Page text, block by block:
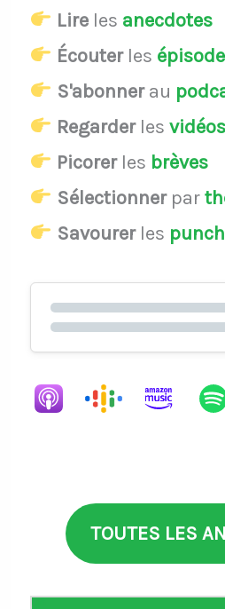
Lireles anecdotes
Écouterles
S'abonnerau
Regarderles vidéos
Picorerles brèves
Sélectionnerpar
Savourerles
TOUTES LES